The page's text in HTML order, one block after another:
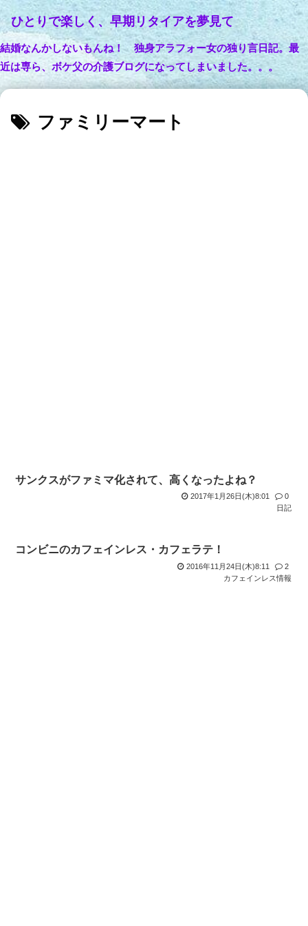
ひとりで楽しく、早期リタイアを夢見て
結婚なんかしないもんね！ 独身アラフォー女の独り言日記。最
近は専ら、ボケ父の介護ブログになってしまいました。。。
ファミリーマート
サンクスがファミマ化されて、高くなったよね？
2017年1月26日(木)8:01
0
日記
コンビニのカフェインレス・カフェラテ！
2016年11月24日(木)8:11
2
カフェインレス情報